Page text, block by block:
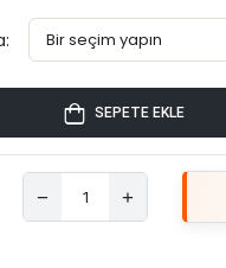
SEPETE EKLE